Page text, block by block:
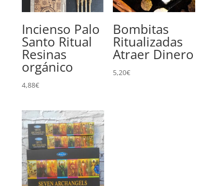
Incienso Palo
Santo Ritual
Resinas
orgánico
4,88€
Bombitas
Ritualizadas
Atraer Dinero
5,20€